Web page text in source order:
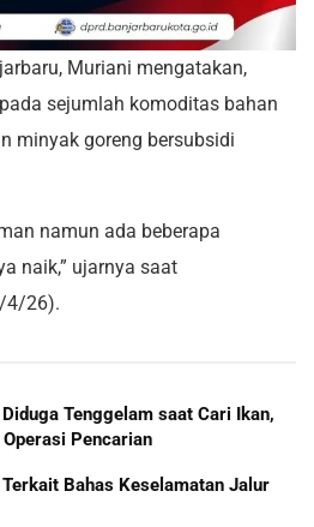
Muriani mengatakan,
sejumlah komoditas bahan
minyak goreng bersubsidi
namun ada beberapa
naik,” ujarnya saat
4/26).
Tenggelam saat Cari Ikan,
Pencarian
Terkait Bahas Keselamatan Jalur